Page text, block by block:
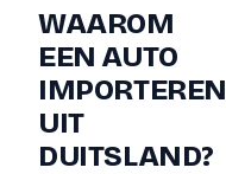
WAAROM
EEN AUTO
IMPORTEREN
UIT
DUITSLAND?